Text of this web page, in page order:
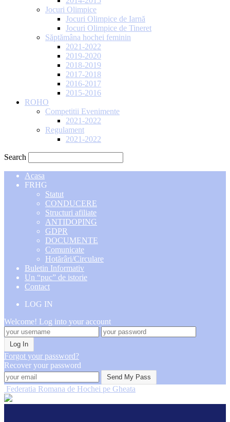
Jocuri Olimpice
Jocuri Olimpice de Iarnă
Jocuri Olimpice de Tineret
Săptămâna hochei feminin
2021-2022
2019-2020
2018-2019
2017-2018
2016-2017
2015-2016
ROHO
Competitii Evenimente
2021-2022
Regulament
2021-2022
Search
Acasa
FRHG
Statut
CONDUCERE
Structuri afiliate
ANTIDOPING
GDPR
DOCUMENTE
Comunicate
Hotărâri/Circulare
Buletin Informativ
Un “puc” de istorie
Contact
LOG IN
Welcome! Log into your account
Forgot your password?
Recover your password
Federatia Romana de Hochei pe Gheata